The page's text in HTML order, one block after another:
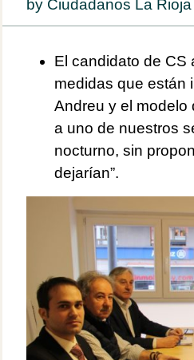
by Ciudadanos La
El candidato de CS
medidas que están
Andreu y el modelo
a uno de nuestros
nocturno, sin
dejarían”.